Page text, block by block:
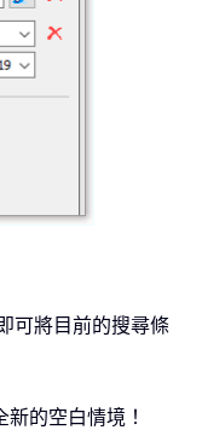
可將目前的搜尋條
的空白情境！